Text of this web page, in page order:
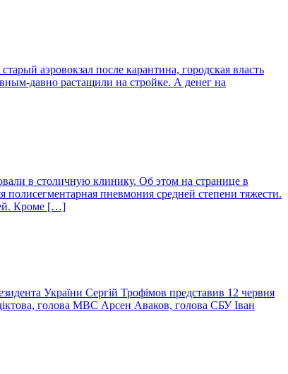
аэровокзал после карантина, городская власть
давно растащили на стройке. А денег на
в столичную клинику. Об этом на странице в
пневмония средней степени тяжести.
Кроме […]
України Сергій Трофімов представив 12 червня
голова МВС Арсен Аваков, голова СБУ Іван